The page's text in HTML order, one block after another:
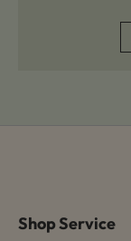
Shop Service